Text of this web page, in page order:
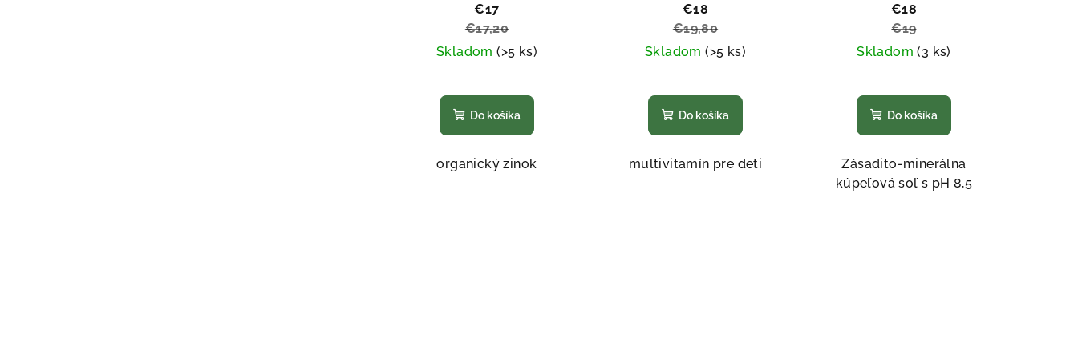
€17
€17,20
Skladom(>5 ks)
hodnotenie
produktu
je
5,0
Do košíka
organický zinok
€18
€19,80
Skladom(>5 ks)
hodnotenie
produktu
je
4,7
Do košíka
multivitamín pre deti
€18
€19
Skladom(3 ks)
hodnotenie
produktu
je
5,0
z
Do košíka
Zásadito-minerálna
kúpeľová soľ s pH 8,5